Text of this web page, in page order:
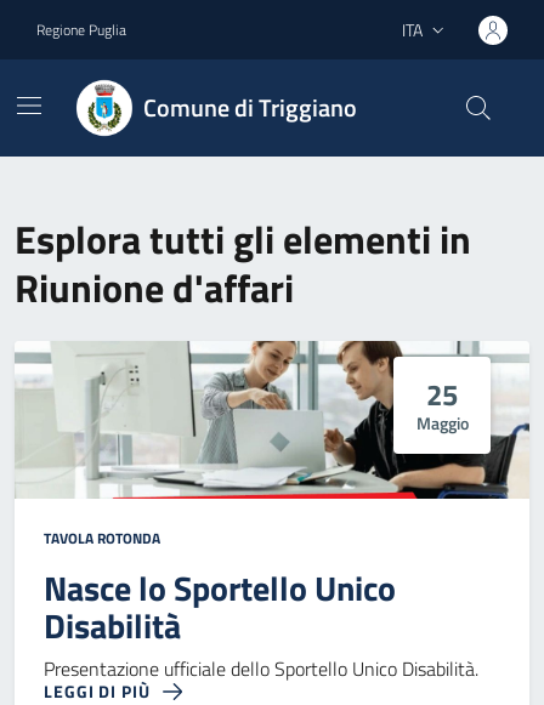
Regione Puglia Lingua attiva:
ITA
Comune di Triggiano
Esplora tutti gli elementi in
Riunione d'affari
25
Maggio
TAVOLA ROTONDA
Nasce lo Sportello Unico
Disabilità
Presentazione ufficiale dello Sportello Unico Disabilità.
LEGGI DI PIÙ